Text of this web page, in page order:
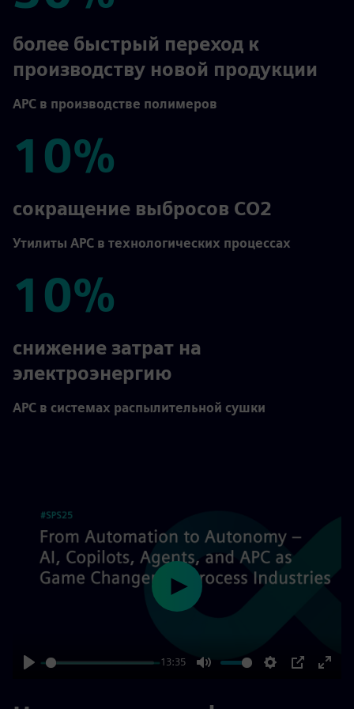
30%
более быстрый переход к
производству новой продукции
APC в производстве полимеров
10%
10%
сокращение выбросов CO2
Утилиты APC в технологических процессах
10%
10%
снижение затрат на
электроэнергию
APC в системах распылительной сушки
13:35
Play